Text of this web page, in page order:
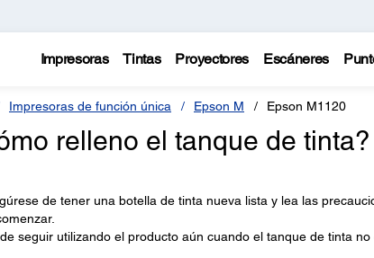
Impresoras Tintas Proyectores Escáneres
Impresoras de función única Epson M Epson M1120
relleno el tanque de tinta?
de tener una botella de tinta nueva lista y lea las
seguir utilizando el producto aún cuando el tanque de tinta no